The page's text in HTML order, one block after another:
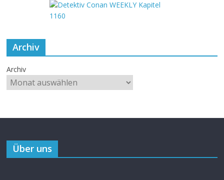
Archiv
Archiv
Über uns